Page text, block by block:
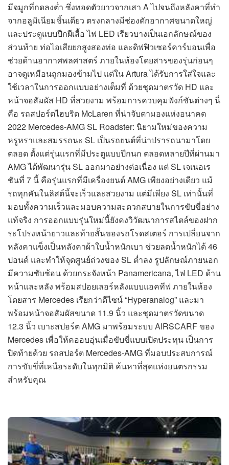
มีจมูกที่กดลงต่ำ ซึ่งทอดตัวยาวจากเสา A ไปจนถึงหลังคาที่ทำ
จากอลูมิเนียมชิ้นเดียว ตรงกลางมีช่องดักอากาศขนาดใหญ่
และประตูแบบปีกผีเสื้อ ไฟ LED เรียวบางเป็นเอกลักษณ์ของ
ส่วนท้าย ท่อไอเสียยกสูงสองท่อ และดิฟฟิวเซอร์คาร์บอนเพื่อ
ช่วยด้านอากาศพลศาสตร์ ภายในห้องโดยสารของรุ่นก่อนๆ
อาจดูเหมือนถูกมองข้ามไป แต่ใน Artura ได้รับการใส่ใจและ
ใช้เวลาในการออกแบบอย่างเต็มที่ ด้วยชุดมาตรวัด HD และ
หน้าจอสัมผัส HD ที่สวยงาม พร้อมการควบคุมฟังก์ชันต่างๆ นี่
คือ รถสปอร์ตไฮบริด McLaren ที่น่าจับตามองแห่งอนาคต
2022 Mercedes-AMG SL Roadster: นิยามใหม่ของความ
หรูหราและสมรรถนะ SL เป็นรถยนต์ที่น่าปรารถนามาโดย
ตลอด ตั้งแต่รุ่นแรกที่มีประตูแบบปีกนก ตลอดหลายปีที่ผ่านมา
AMG ได้พัฒนารุ่น SL ออกมาอย่างต่อเนื่อง แต่ SL เจเนอเร
ชันที่ 7 นี้ คือรุ่นแรกที่มีเครื่องยนต์ AMG เพียงอย่างเดียว แม้
รถทุกคันในลิสต์นี้จะเร็วและสวยงาม แต่มีเพียง SL เท่านั้นที่
มอบทั้งความเร็วและมอบความสะดวกสบายในการขับขี่อย่าง
แท้จริง การออกแบบรุ่นใหม่นี้ยังคงวิวัฒนาการสไตล์ของฝาก
ระโปรงหน้ายาวและท้ายสั้นของรถโรดสเตอร์ การเปลี่ยนจาก
หลังคาแข็งเป็นหลังคาผ้าใบน้ำหนักเบา ช่วยลดน้ำหนักได้ 46
ปอนด์ และทำให้จุดศูนย์ถ่วงของ SL ต่ำลง รูปลักษณ์ภายนอก
มีความซับซ้อน ด้วยกระจังหน้า Panamericana, ไฟ LED ด้าน
หน้าและหลัง พร้อมสปอยเลอร์หลังแบบแอคทีฟ ภายในห้อง
โดยสาร Mercedes เรียกว่าดีไซน์ “Hyperanalog” และมา
พร้อมหน้าจอสัมผัสขนาด 11.9 นิ้ว และชุดมาตรวัดขนาด
12.3 นิ้ว เบาะสปอร์ต AMG มาพร้อมระบบ AIRSCARF ของ
Mercedes เพื่อให้คออบอุ่นเมื่อขับขี่แบบเปิดประทุน เป็นการ
ปิดท้ายด้วย รถสปอร์ต Mercedes-AMG ที่มอบประสบการณ์
การขับขี่ที่เหนือระดับในทุกมิติ ค้นหาที่สุดแห่งยนตรกรรม
สำหรับคุณ